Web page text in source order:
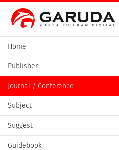
Home
Publisher
Journal / Conference
Subject
Suggest
Guidebook